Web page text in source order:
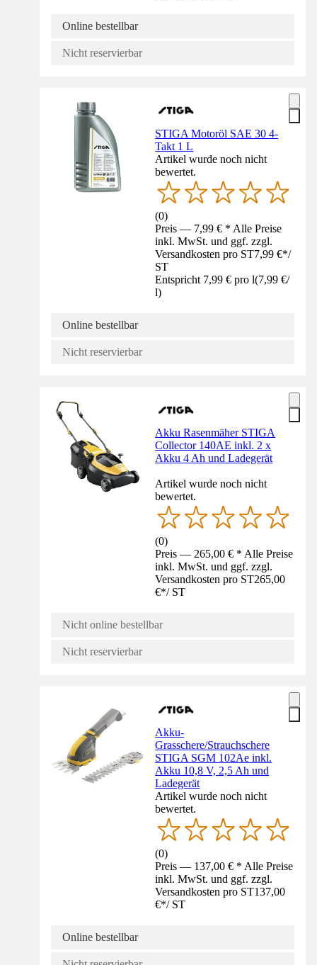
Online bestellbar
Nicht reservierbar
STIGA Motoröl SAE 30 4-
Takt 1 L
Artikel wurde noch nicht
bewertet.
(0)
Preis — 7,99 € * Alle Preise
inkl. MwSt. und ggf. zzgl.
Versandkosten pro ST7,99 €*/
ST
Entspricht 7,99 € pro l(7,99 €/
l)
Online bestellbar
Nicht reservierbar
Akku Rasenmäher STIGA
Collector 140AE inkl. 2 x
Akku 4 Ah und Ladegerät
Artikel wurde noch nicht
bewertet.
(0)
Preis — 265,00 € * Alle Preise
inkl. MwSt. und ggf. zzgl.
Versandkosten pro ST265,00
€*/ ST
Nicht online bestellbar
Nicht reservierbar
Akku-
Grasschere/Strauchschere
STIGA SGM 102Ae inkl.
Akku 10,8 V, 2,5 Ah und
Ladegerät
Artikel wurde noch nicht
bewertet.
(0)
Preis — 137,00 € * Alle Preise
inkl. MwSt. und ggf. zzgl.
Versandkosten pro ST137,00
€*/ ST
Online bestellbar